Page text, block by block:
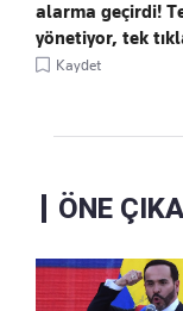
alarma geçirdi!
yönetiyor, tek
Kaydet
ÖNE